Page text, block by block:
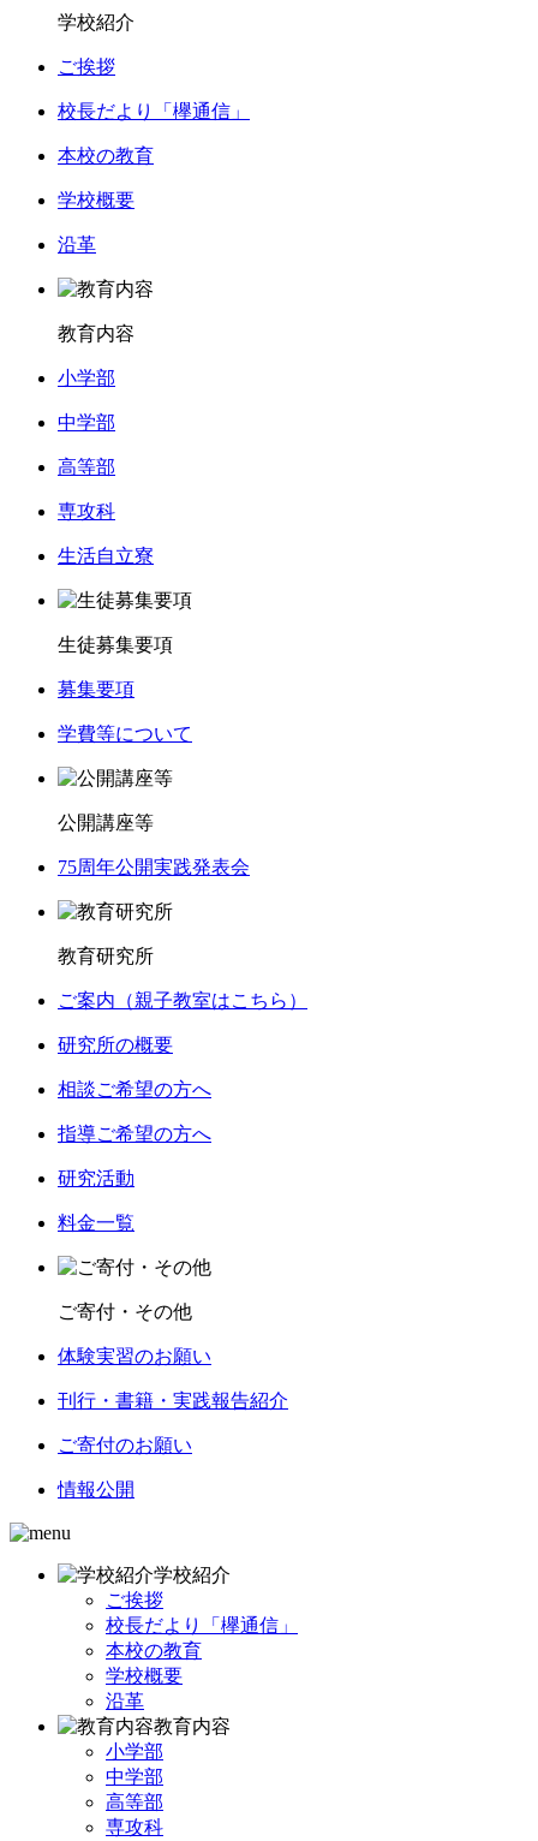
学校紹介
ご挨拶
校長だより「欅通信」
本校の教育
学校概要
沿革
教育内容
小学部
中学部
高等部
専攻科
生活自立寮
生徒募集要項
募集要項
学費等について
公開講座等
75周年公開実践発表会
教育研究所
ご案内（親子教室はこちら）
研究所の概要
相談ご希望の方へ
指導ご希望の方へ
研究活動
料金一覧
ご寄付・その他
体験実習のお願い
刊行・書籍・実践報告紹介
ご寄付のお願い
情報公開
学校紹介
ご挨拶
校長だより「欅通信」
本校の教育
学校概要
沿革
教育内容
小学部
中学部
高等部
専攻科